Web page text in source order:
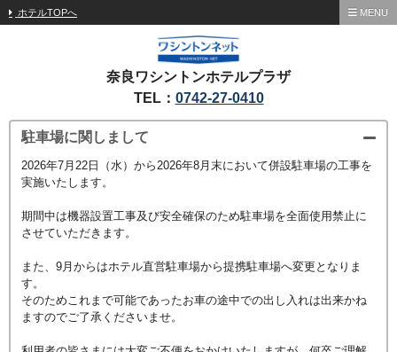
ホテルTOPへ MENU
奈良ワシントンホテルプラザ
TEL： 0742-27-0410
駐車場に関しまして
2026年7月22日（水）から2026年8月末において併設駐車場の工事を
実施いたします。
期間中は機器設置工事及び安全確保のため駐車場を全面使用禁止に
させていただきます。
また、9月からはホテル直営駐車場から提携駐車場へ変更となりま
す。
そのためこれまで可能であったお車の途中での出し入れは出来かね
ますのでご了承くださいませ。